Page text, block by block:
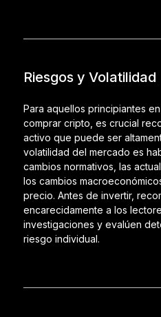
Riesgos y Volatilidad
Para aquellos principiantes
comprar cripto, es crucial
activo que puede ser
volatilidad del mercado es
cambios normativos, las
los cambios
precio. Antes de invertir,
encarecidamente a los
investigaciones y evalúen
riesgo individual.